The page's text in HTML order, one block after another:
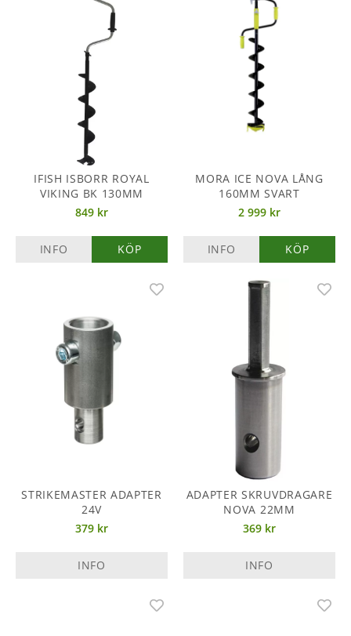
IFISH ISBORR ROYAL
VIKING BK 130MM
849 kr
INFO KÖP
MORA ICE NOVA LÅNG
160MM SVART
2 999 kr
INFO KÖP
STRIKEMASTER ADAPTER
24V
379 kr
INFO
ADAPTER SKRUVDRAGARE
NOVA 22MM
369 kr
INFO